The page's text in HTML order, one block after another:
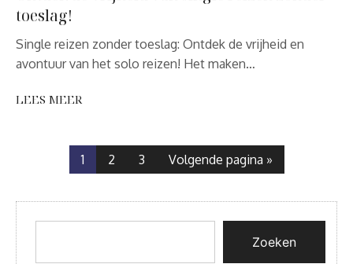
toeslag!
Single reizen zonder toeslag: Ontdek de vrijheid en
avontuur van het solo reizen! Het maken…
LEES MEER
1 2 3 Volgende pagina »
Zoeken